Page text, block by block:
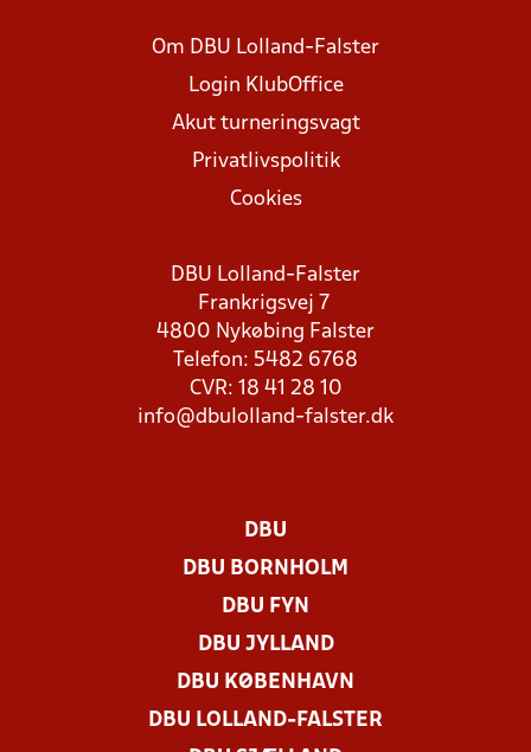
Om DBU Lolland-Falster
Login KlubOffice
Akut turneringsvagt
Privatlivspolitik
Cookies
DBU Lolland-Falster
Frankrigsvej 7
4800 Nykøbing Falster
Telefon: 5482 6768
CVR: 18 41 28 10
info@dbulolland-falster.dk
DBU
DBU BORNHOLM
DBU FYN
DBU JYLLAND
DBU KØBENHAVN
DBU LOLLAND-FALSTER